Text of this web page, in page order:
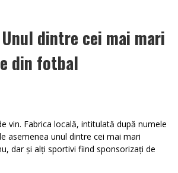
dintre cei mai mari
din fotbal
vin. Fabrica locală, intitulată după numele
asemenea unul dintre cei mai mari
dar și alți sportivi fiind sponsorizați de